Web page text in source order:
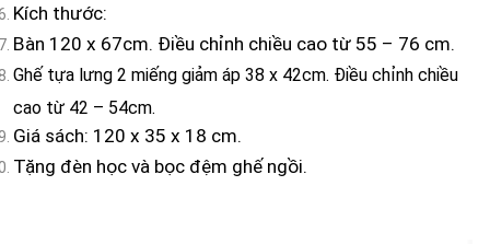
Kích thước:
Bàn 120 x 67cm. Điều chỉnh chiều cao từ 55 – 76 cm.
Ghế tựa lưng 2 miếng giảm áp 38 x 42cm. Điều chỉnh chiều
cao từ 42 – 54cm.
Giá sách: 120 x 35 x 18 cm.
Tặng đèn học và bọc đệm ghế ngồi.